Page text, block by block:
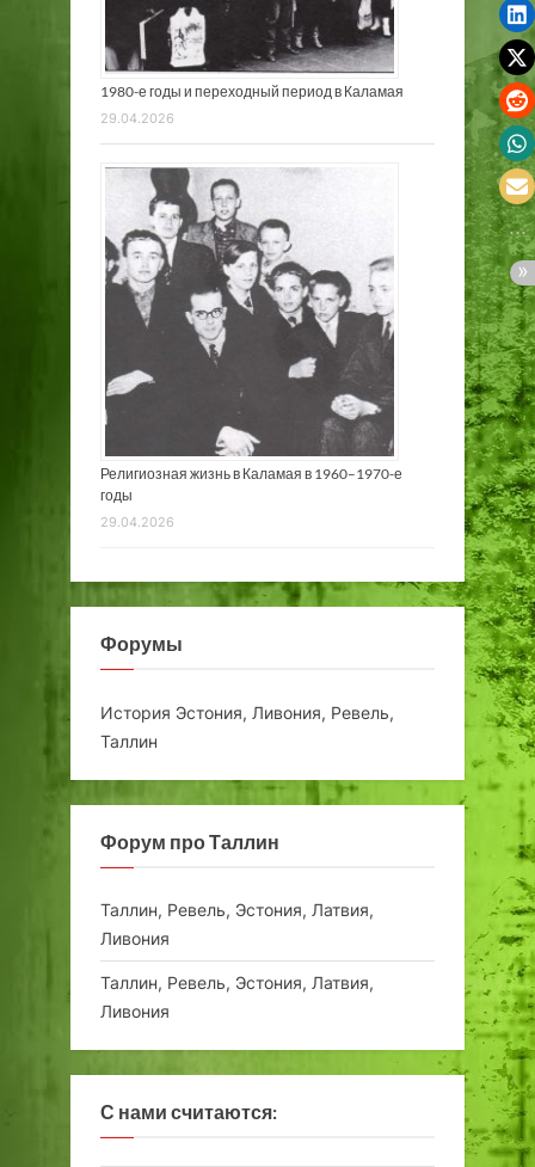
1980-е годы и переходный период в Каламая
29.04.2026
Религиозная жизнь в Каламая в 1960–1970-е
годы
29.04.2026
Форумы
История Эстония, Ливония, Ревель,
Таллин
Форум про Таллин
Таллин, Ревель, Эстония, Латвия,
Ливония
Таллин, Ревель, Эстония, Латвия,
Ливония
С нами считаются: